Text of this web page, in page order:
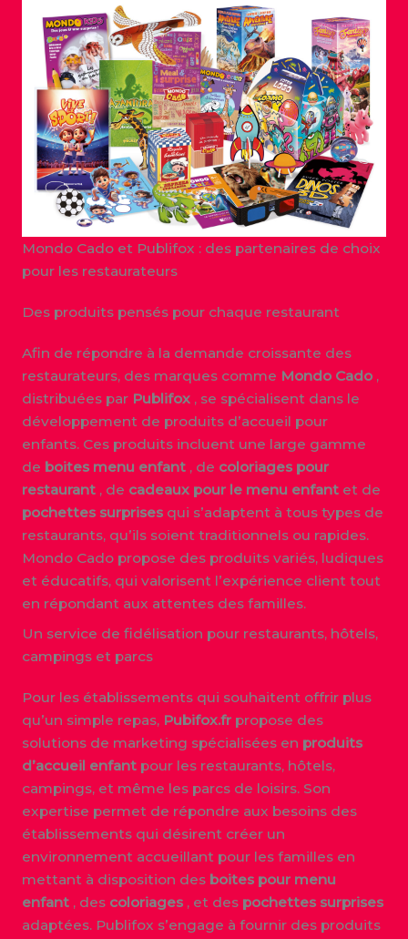
Mondo Cado et Publifox : des partenaires de choix
pour les restaurateurs
Des produits pensés pour chaque restaurant
Afin de répondre à la demande croissante des
restaurateurs, des marques comme Mondo Cado,
distribuées par Publifox, se spécialisent dans le
développement de produits d’accueil pour
enfants. Ces produits incluent une large gamme
de boites menu enfant, de coloriages pour
restaurant, de cadeaux pour le menu enfantet de
pochettes surprisesqui s’adaptent à tous types de
restaurants, qu’ils soient traditionnels ou rapides.
Mondo Cado propose des produits variés, ludiques
et éducatifs, qui valorisent l’expérience client tout
en répondant aux attentes des familles.
Un service de fidélisation pour restaurants, hôtels,
campings et parcs
Pour les établissements qui souhaitent offrir plus
qu’un simple repas, Pubifox.frpropose des
solutions de marketing spécialisées en produits
d’accueil enfantpour les restaurants, hôtels,
campings, et même les parcs de loisirs. Son
expertise permet de répondre aux besoins des
établissements qui désirent créer un
environnement accueillant pour les familles en
mettant à disposition des boites pour menu
enfant, des coloriages, et des pochettes surprises
adaptées. Publifox s’engage à fournir des produits